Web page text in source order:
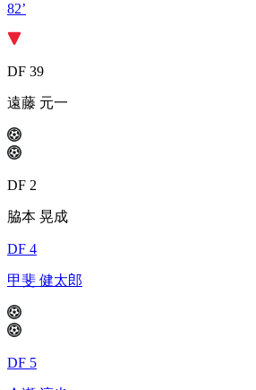
82’
DF 39
遠藤 元一
DF 2
脇本 晃成
DF 4
甲斐 健太郎
DF 5